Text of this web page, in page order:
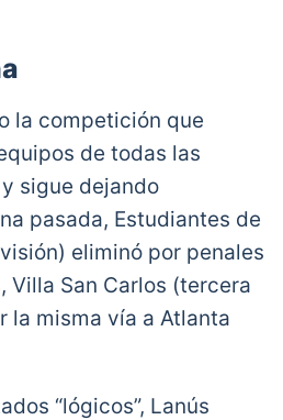
la competición que
de todas las
sigue dejando
pasada, Estudiantes de
eliminó por penales
Villa San Carlos (tercera
la misma vía a Atlanta
“lógicos”, Lanús